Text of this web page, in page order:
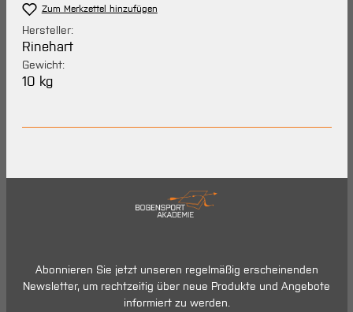
Zum Merkzettel hinzufügen
Hersteller:
Rinehart
Gewicht:
10 kg
Abonnieren Sie jetzt unseren regelmäßig erscheinenden
Newsletter, um rechtzeitig über neue Produkte und Angebote
informiert zu werden.